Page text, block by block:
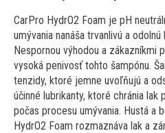
CarPro HydrO2 Foam je pH
umývania nanáša trvanlivú a
Nespornou výhodou a zákazníkmi
vysoká penivosť tohto šampónu.
tenzidy, ktoré jemne uvoľňujú a
účinné lubrikanty, ktoré chránia lak
počas procesu umývania. Hustá a
HydrO2 Foam rozmaznáva lak a